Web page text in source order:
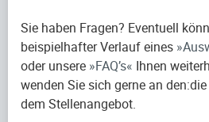
Sie haben Fragen? Eventuell
beispielhafter Verlauf eines
oder unsere FAQ’s Ihnen
wenden Sie sich gerne an
dem Stellenangebot.